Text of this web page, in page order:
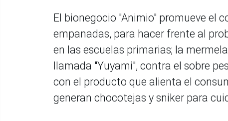
El bionegocio "Animio" promueve el
empanadas, para hacer frente al
en las escuelas primarias; la
llamada "Yuyami", contra el sobre
con el producto que alienta el
generan chocotejas y sniker para